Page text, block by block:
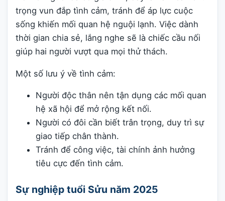
trọng vun đắp tình cảm, tránh để áp lực cuộc
sống khiến mối quan hệ nguội lạnh. Việc dành
thời gian chia sẻ, lắng nghe sẽ là chiếc cầu nối
giúp hai người vượt qua mọi thử thách.
Một số lưu ý về tình cảm:
Người độc thân nên tận dụng các mối quan
hệ xã hội để mở rộng kết nối.
Người có đôi cần biết trân trọng, duy trì sự
giao tiếp chân thành.
Tránh để công việc, tài chính ảnh hưởng
tiêu cực đến tình cảm.
Sự nghiệp tuổi Sửu năm 2025